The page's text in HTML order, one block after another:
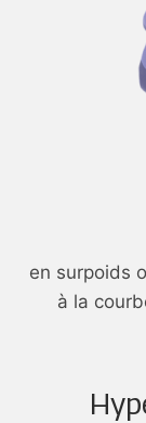
en surpoids
à la